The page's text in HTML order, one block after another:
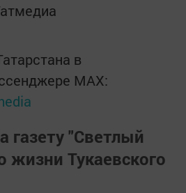
в
MАХ:
газету "Светлый
жизни Тукаевского